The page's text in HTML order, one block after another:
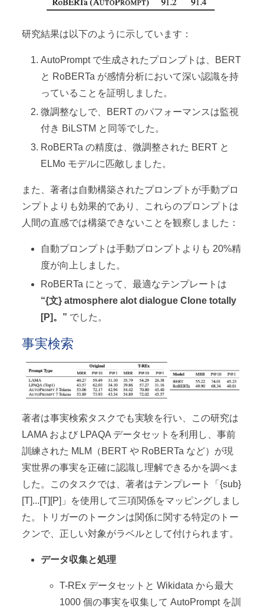
研究結果は以下のように示しています：
AutoPrompt で生成されたプロンプトは、BERT
と RoBERTa が感情分析において深い認識を持
っていることを証明しました。
微調整なしで、BERT のパフォーマンスは監視
付き BiLSTM と同等でした。
RoBERTa の精度は、微調整された BERT と
ELMo モデルに匹敵しました。
また、著者は自動構築されたプロンプトが手動プロ
ンプトよりも効果的であり、これらのプロンプトは
人間の直感では構築できないことを観察しました：
自動プロンプトは手動プロンプトよりも 20%精
度が向上しました。
RoBERTa にとって、最適なテンプレートは
“{文} atmosphere alot dialogue Clone totally
[P]。” でした。
事実検索
著者は事実検索タスクでも実験を行い、この研究は
LAMA および LPAQA データセットを利用し、事前
訓練された MLM（BERT や RoBERTa など）が現
実世界の事実を正確に認識し理解できるかを調べま
した。このタスクでは、著者はテンプレート「{sub}
[T]...[T][P]」を使用して三項関係をマッピングしまし
た。トリガーのトークンは関係に関する特定のトー
クンで、正しい対象がラベルとして付けられます。
データ収集と処理
T-REx データセットと Wikidata から最大
1000 個の事実を収集して AutoPrompt を訓